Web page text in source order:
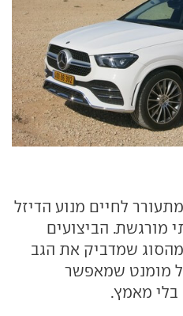
לחיים מנוע הדיזל
מורגשת. הביצועים
מהסוג שמדביק את הגב
מומנט שמאפשר
מאמץ.